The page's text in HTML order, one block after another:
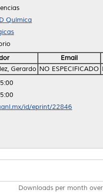
Química
Email
Gerardo NO ESPECIFICADO
id/eprint/22846
Downloads per month